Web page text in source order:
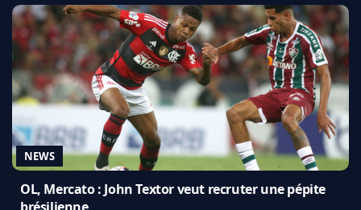
NEWS
OL, Mercato : John Textor veut recruter une pépite